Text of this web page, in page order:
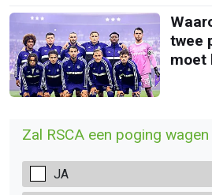
twee
moet
Zal RSCA een poging
JA